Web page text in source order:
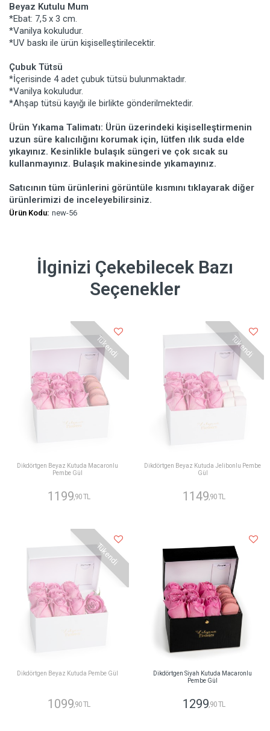
Beyaz Kutulu Mum
*Ebat: 7,5 x 3 cm.
*Vanilya kokuludur.
*UV baskı ile ürün kişiselleştirilecektir.
Çubuk Tütsü
*İçerisinde 4 adet çubuk tütsü bulunmaktadır.
*Vanilya kokuludur.
*Ahşap tütsü kayığı ile birlikte gönderilmektedir.
Ürün Yıkama Talimatı: Ürün üzerindeki kişiselleştirmenin
uzun süre kalıcılığını korumak için, lütfen ılık suda elde
yıkayınız. Kesinlikle bulaşık süngeri ve çok sıcak su
kullanmayınız. Bulaşık makinesinde yıkamayınız.
Satıcının tüm ürünlerini görüntüle kısmını tıklayarak diğer
ürünlerimizi de inceleyebilirsiniz.
Ürün Kodu: new-56
İlginizi Çekebilecek Bazı
Seçenekler
Tükendi
Dikdörtgen Beyaz Kutuda Macaronlu
Pembe Gül
1199,90 TL
Tükendi
Dikdörtgen Beyaz Kutuda Jelibonlu Pembe
Gül
1149,90 TL
Tükendi
Dikdörtgen Beyaz Kutuda Pembe Gül
1099,90 TL
Dikdörtgen Siyah Kutuda Macaronlu
Pembe Gül
1299,90 TL